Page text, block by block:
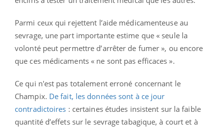
Parmi ceux qui rejettent l’aide médicamenteuse au
sevrage, une part importante estime que « seule la
volonté peut permettre d’arrêter de fumer », ou encore
que ces médicaments « ne sont pas efficaces ».
Ce qui n'est pas totalement erroné concernant le
Champix. De fait, les données sont à ce jour
contradictoires : certaines études insistent sur la faible
quantité d’effets sur le sevrage tabagique, à court et à